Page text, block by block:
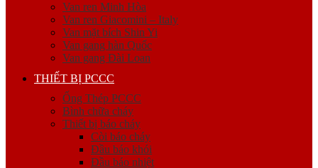
Van ren Minh Hòa
Van ren Giacomini – Italy
Van mặt bích Shin Yi
Van gang hàn Quốc
Van gang Đài Loan
THIẾT BỊ PCCC
Ống Thép PCCC
Bình chữa cháy
Thiết bị báo cháy
Còi báo cháy
Đầu báo khói
Đầu báo nhiệt